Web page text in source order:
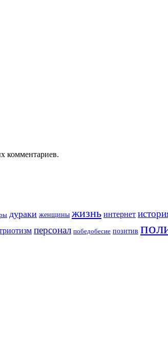
комментариев.
дураки женщины жизнь интернет
персонал победобесие позитив